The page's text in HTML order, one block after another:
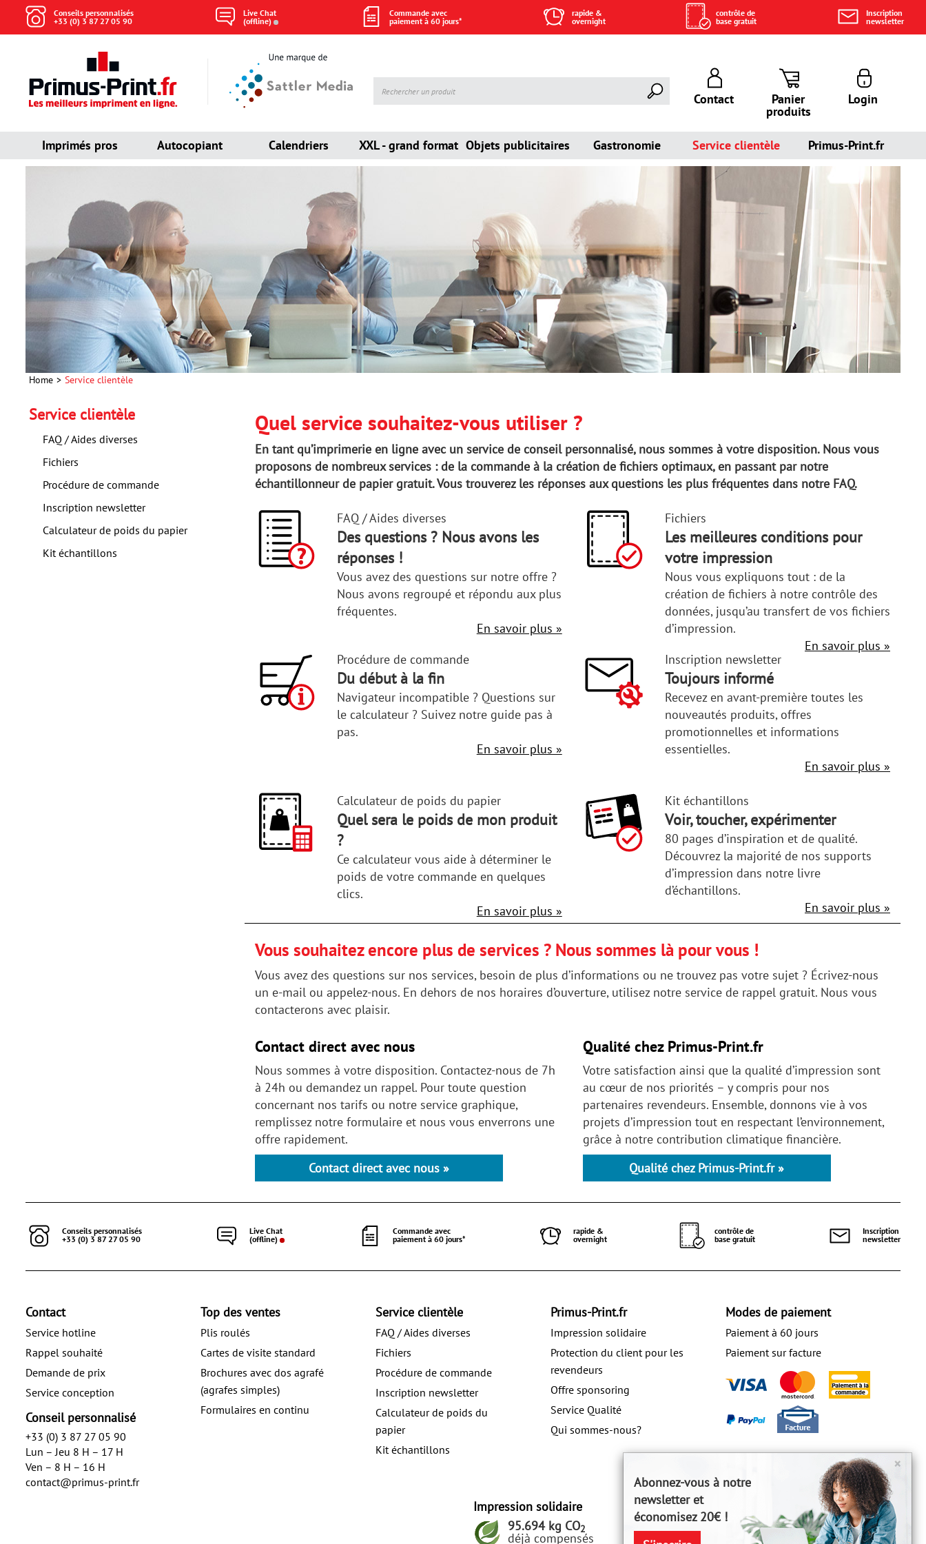
×
Abonnez-vous à notre
newsletter et
économisez 20€ !
Conseils personnalisés
+33 (0) 3 87 27 05 90
Live Chat
(offline)
Commande avec
paiement à 60 jours*
rapide &
overnight
contrôle de
base gratuit
Inscription
newsletter
Contact Panier
produits
Login
Imprimés pros Autocopiant Calendriers XXL - grand format Objets publicitaires Gastronomie Service clientèle Primus-Print.fr
Home Service clientèle
Service clientèle
FAQ / Aides diverses
Fichiers
Procédure de commande
Inscription newsletter
Calculateur de poids du papier
Kit échantillons
Quel service souhaitez-vous utiliser ?
En tant qu’imprimerie en ligne avec un service de conseil personnalisé, nous sommes à votre disposition. Nous vous
proposons de nombreux services : de la commande à la création de fichiers optimaux, en passant par notre
échantillonneur de papier gratuit. Vous trouverez les réponses aux questions les plus fréquentes dans notre FAQ.
FAQ / Aides diverses
Des questions ? Nous avons les
réponses !
Vous avez des questions sur notre offre ?
Nous avons regroupé et répondu aux plus
fréquentes.
En savoir plus »
Fichiers
Les meilleures conditions pour
votre impression
Nous vous expliquons tout : de la
création de fichiers à notre contrôle des
données, jusqu’au transfert de vos fichiers
d’impression.
En savoir plus »
Procédure de commande
Du début à la fin
Navigateur incompatible ? Questions sur
le calculateur ? Suivez notre guide pas à
pas.
En savoir plus »
Inscription newsletter
Toujours informé
Recevez en avant-première toutes les
nouveautés produits, offres
promotionnelles et informations
essentielles.
En savoir plus »
Calculateur de poids du papier
Quel sera le poids de mon produit
?
Ce calculateur vous aide à déterminer le
poids de votre commande en quelques
clics.
En savoir plus »
Kit échantillons
Voir, toucher, expérimenter
80 pages d’inspiration et de qualité.
Découvrez la majorité de nos supports
d’impression dans notre livre
d’échantillons.
En savoir plus »
Vous souhaitez encore plus de services ? Nous sommes là pour vous !
Vous avez des questions sur nos services, besoin de plus d’informations ou ne trouvez pas votre sujet ? Écrivez-nous
un e-mail ou appelez-nous. En dehors de nos horaires d’ouverture, utilisez notre service de rappel gratuit. Nous vous
contacterons avec plaisir.
Contact direct avec nous
Nous sommes à votre disposition. Contactez-nous de 7h
à 24h ou demandez un rappel. Pour toute question
concernant nos tarifs ou notre service graphique,
remplissez notre formulaire et nous vous enverrons une
offre rapidement.
Contact direct avec nous »
Qualité chez Primus-Print.fr
Votre satisfaction ainsi que la qualité d’impression sont
au cœur de nos priorités – y compris pour nos
partenaires revendeurs. Ensemble, donnons vie à vos
projets d’impression tout en respectant l’environnement,
grâce à notre contribution climatique financière.
Qualité chez Primus-Print.fr »
Conseils personnalisés
+33 (0) 3 87 27 05 90
Live Chat
(offline)
Commande avec
paiement à 60 jours*
rapide &
overnight
contrôle de
base gratuit
Inscription
newsletter
Contact
Service hotline
Rappel souhaité
Demande de prix
Service conception
Conseil personnalisé
+33 (0) 3 87 27 05 90
Lun – Jeu 8 H – 17 H
Ven – 8 H – 16 H
contact@primus-print.fr
Top des ventes
Plis roulés
Cartes de visite standard
Brochures avec dos agrafé
(agrafes simples)
Formulaires en continu
Service clientèle
FAQ / Aides diverses
Fichiers
Procédure de commande
Inscription newsletter
Calculateur de poids du
papier
Kit échantillons
Primus-Print.fr
Impression solidaire
Protection du client pour les
revendeurs
Offre sponsoring
Service Qualité
Qui sommes-nous?
Modes de paiement
Paiement à 60 jours
Paiement sur facture
Impression solidaire
95.694 kg CO2
déjà compensés